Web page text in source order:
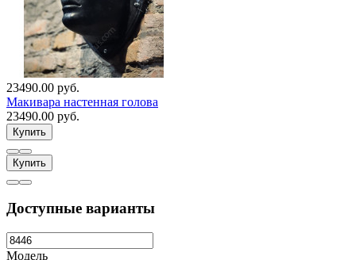
23490.00 руб.
Макивара настенная голова
23490.00 руб.
Купить
Купить
Доступные варианты
Модель